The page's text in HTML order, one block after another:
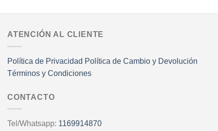
ATENCIÓN AL CLIENTE
Política de Privacidad Política de Cambio y Devolución
Términos y Condiciones
CONTACTO
Tel/Whatsapp: 1169914870